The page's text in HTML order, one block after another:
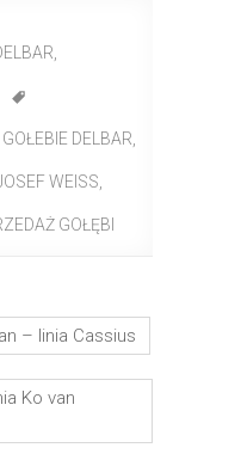
GOŁEBIE DELBAR
WEISS
GOŁĘBI
– linia Cassius
Ko van